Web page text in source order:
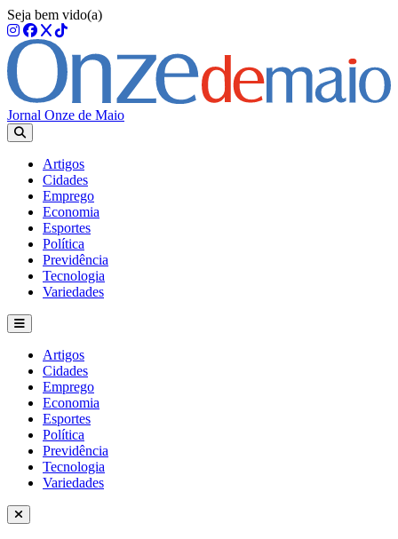
Seja bem vido(a)
Jornal Onze de Maio
Artigos
Cidades
Emprego
Economia
Esportes
Política
Previdência
Tecnologia
Variedades
Artigos
Cidades
Emprego
Economia
Esportes
Política
Previdência
Tecnologia
Variedades